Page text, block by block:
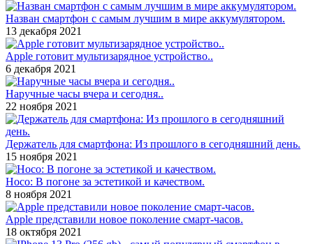
Назван смартфон с самым лучшим в мире аккумулятором.
13 декабря 2021
Apple готовит мультизарядное устройство..
6 декабря 2021
Наручные часы вчера и сегодня..
22 ноября 2021
Держатель для смартфона: Из прошлого в сегодняшний день.
15 ноября 2021
Hoco: В погоне за эстетикой и качеством.
8 ноября 2021
Apple представили новое поколение смарт-часов.
18 октября 2021